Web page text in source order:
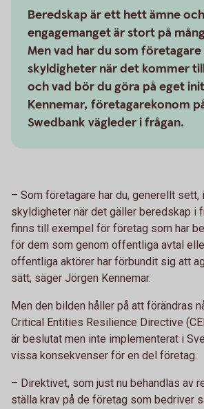
Beredskap är ett hett ämne och
engagemanget är stort på
Men vad har du som
skyldigheter när det kommer
och vad bör du göra på eget
Kennemar, företagarekonom
Swedbank vägleder i frågan.
– Som företagare har du, generellt sett,
skyldigheter när det gäller beredskap i
finns till exempel för företag som har
för dem som genom offentliga avtal
offentliga aktörer har förbundit sig att
sätt, säger Jörgen Kennemar.
Men den bilden håller på att förändras
Critical Entities Resilience Directive
är beslutat men inte implementerat i
vissa konsekvenser för en del företag.
– Direktivet, som just nu behandlas av
ställa krav på de företag som bedriver